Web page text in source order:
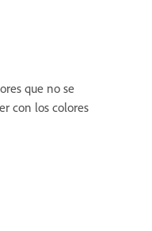
que no se
con los colores